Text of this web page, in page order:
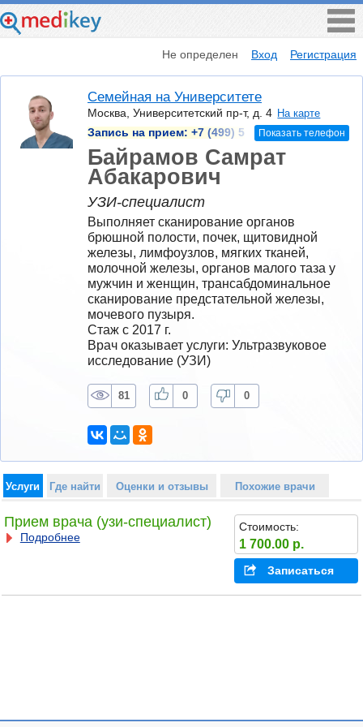
Не определен Вход Регистрация
Семейная на Университете
Москва, Университетский пр-т, д. 4 На карте
Запись на прием: +7 (499) 5 Показать телефон
Байрамов Самрат
Абакарович
УЗИ-специалист
Выполняет сканирование органов
брюшной полости, почек, щитовидной
железы, лимфоузлов, мягких тканей,
молочной железы, органов малого таза у
мужчин и женщин, трансабдоминальное
сканирование предстательной железы,
мочевого пузыря.
Стаж с 2017 г.
Врач оказывает услуги: Ультразвуковое
исследование (УЗИ)
81 0 0
Услуги Где найти Оценки и отзывы Похожие врачи
Прием врача (узи-специалист)
Подробнее
Стоимость:
1 700.00 р.
Записаться